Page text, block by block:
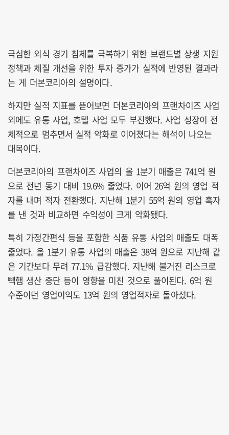
극심한 외식 경기 침체를 극복하기 위한 브랜드별 상생 지원
정책과 체질 개선을 위한 투자 증가가 실적에 반영된 결과라
는 게 더본코리아의 설명이다.
하지만 실적 지표를 뜯어보면 더본코리아의 프랜차이즈 사업
외에도 유통 사업, 호텔 사업 모두 부진했다. 사업 성장이 전
체적으로 멈추면서 실적 악화로 이어졌다는 해석이 나오는
대목이다.
더본코리아의 프랜차이즈 사업의 올 1분기 매출은 741억 원
으로 전년 동기 대비 19.6% 줄었다. 이어 26억 원의 영업 적
자를 내며 적자 전환했다. 지난해 1분기 55억 원의 영업 흑자
를 낸 것과 비교하면 수익성이 크게 악화됐다.
특히 가정간편식 등을 포함한 식품 유통 사업의 매출도 대폭
줄었다. 올 1분기 유통 사업의 매출은 38억 원으로 지난해 같
은 기간보다 무려 77.1% 급감했다. 지난해 불거진 리스크로
빽햄 생산 중단 등이 영향을 미친 것으로 풀이된다. 6억 원
수준이던 영업이익도 13억 원의 영업적자로 돌아섰다.